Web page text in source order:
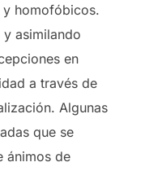
y homofóbicos.
asimilando
en
a través de
Algunas
que se
ánimos de